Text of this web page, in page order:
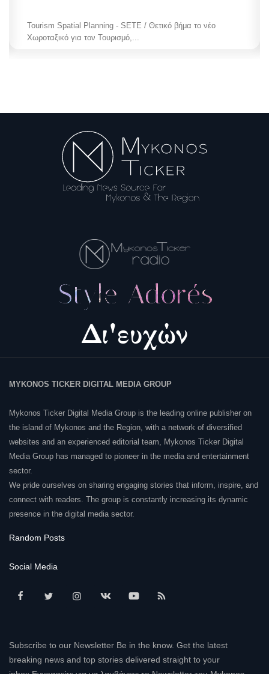
Tourism Spatial Planning - SETE / Θετικό βήμα το νέο
Χωροταξικό για τον Τουρισμό,...
MYKONOS TICKER DIGITAL MEDIA GROUP
Mykonos Ticker Digital Media Group is the leading online publisher on
the island of Mykonos and the Region, with a network of diversified
websites and an experienced editorial team, Mykonos Ticker Digital
Media Group has managed to pioneer in the media and entertainment
sector.
We pride ourselves on sharing engaging stories that inform, inspire, and
connect with readers. The group is constantly increasing its dynamic
presence in the digital media sector.
Random Posts
Social Media
Subscribe to our Newsletter Be in the know. Get the latest
breaking news and top stories delivered straight to your